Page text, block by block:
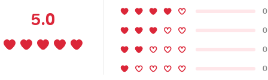
5.0
0
0
0
0